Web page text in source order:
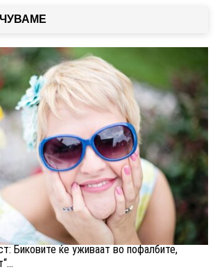
Биковите ќе уживаат во пофалбите,